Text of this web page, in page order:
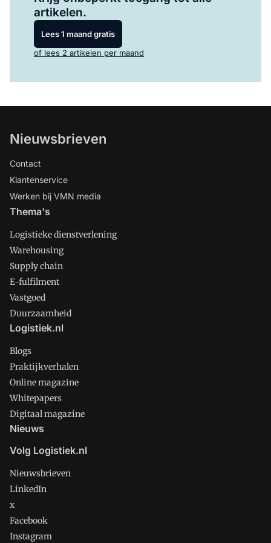
artikelen.
Lees 1 maand gratis
of lees 2 artikelen per maand
Nieuwsbrieven
Contact
Klantenservice
Werken bij VMN media
Thema's
Logistieke dienstverlening
Warehousing
Supply chain
E-fulfilment
Vastgoed
Duurzaamheid
Logistiek.nl
Blogs
Praktijkverhalen
Online magazine
Whitepapers
Digitaal magazine
Nieuws
Volg Logistiek.nl
Nieuwsbrieven
LinkedIn
x
Facebook
Instagram